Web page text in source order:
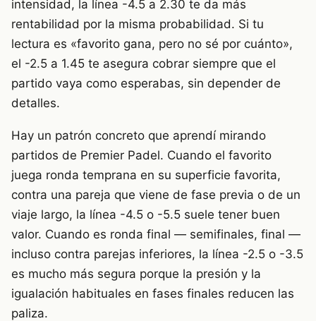
intensidad, la línea -4.5 a 2.30 te da más
rentabilidad por la misma probabilidad. Si tu
lectura es «favorito gana, pero no sé por cuánto»,
el -2.5 a 1.45 te asegura cobrar siempre que el
partido vaya como esperabas, sin depender de
detalles.
Hay un patrón concreto que aprendí mirando
partidos de Premier Padel. Cuando el favorito
juega ronda temprana en su superficie favorita,
contra una pareja que viene de fase previa o de un
viaje largo, la línea -4.5 o -5.5 suele tener buen
valor. Cuando es ronda final — semifinales, final —
incluso contra parejas inferiores, la línea -2.5 o -3.5
es mucho más segura porque la presión y la
igualación habituales en fases finales reducen las
paliza.